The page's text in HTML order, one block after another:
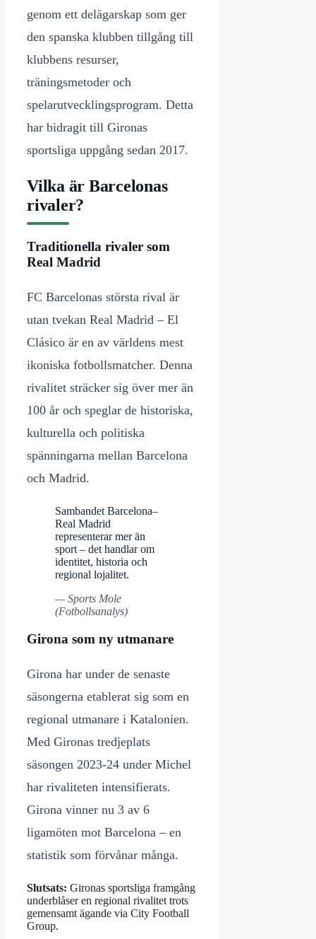
genom ett delägarskap som ger
den spanska klubben tillgång till
klubbens resurser,
träningsmetoder och
spelarutvecklingsprogram. Detta
har bidragit till Gironas
sportsliga uppgång sedan 2017.
Vilka är Barcelonas
rivaler?
Traditionella rivaler som
Real Madrid
FC Barcelonas största rival är
utan tvekan Real Madrid – El
Clásico är en av världens mest
ikoniska fotbollsmatcher. Denna
rivalitet sträcker sig över mer än
100 år och speglar de historiska,
kulturella och politiska
spänningarna mellan Barcelona
och Madrid.
Sambandet Barcelona–
Real Madrid
representerar mer än
sport – det handlar om
identitet, historia och
regional lojalitet.
— Sports Mole
(Fotbollsanalys)
Girona som ny utmanare
Girona har under de senaste
säsongerna etablerat sig som en
regional utmanare i Katalonien.
Med Gironas tredjeplats
säsongen 2023-24 under Michel
har rivaliteten intensifierats.
Girona vinner nu 3 av 6
ligamöten mot Barcelona – en
statistik som förvånar många.
Slutsats: Gironas sportsliga framgång
underblåser en regional rivalitet trots
gemensamt ägande via City Football
Group.